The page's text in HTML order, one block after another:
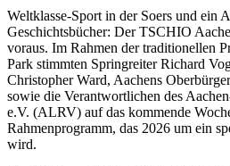
Weltklasse-Sport in der Soers und ein
Geschichtsbücher: Der TSCHIO
voraus. Im Rahmen der traditionellen
Park stimmten Springreiter Richard
Christopher Ward, Aachens
sowie die Verantwortlichen des
e.V. (ALRV) auf das kommende
Rahmenprogramm, das 2026 um ein
wird.